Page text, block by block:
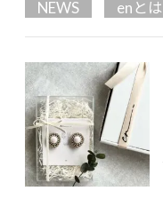
NEWS
enとは